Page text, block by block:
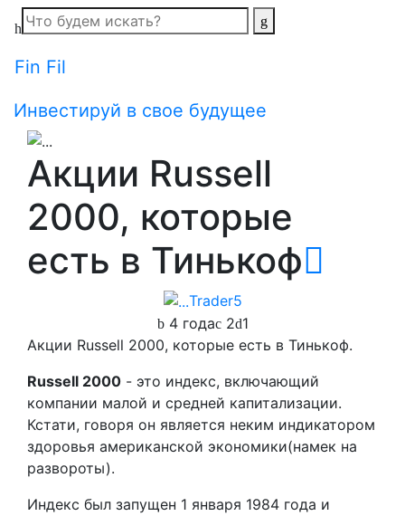
Fin Fil
Инвестируй в свое будущее
Акции Russell
2000, которые
есть в Тинькоф
Trader5
4 года 2 1
Акции Russell 2000, которые есть в Тинькоф.
Russell 2000 - это индекс, включающий
компании малой и средней капитализации.
Кстати, говоря он является неким индикатором
здоровья американской экономики(намек на
развороты).
Индекс был запущен 1 января 1984 года и